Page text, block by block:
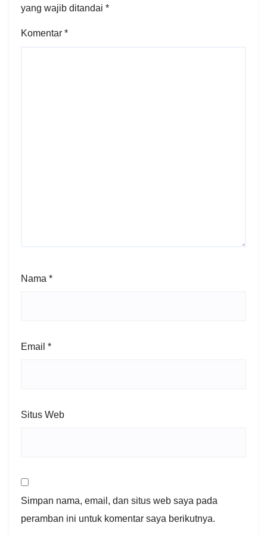
yang wajib ditandai *
Komentar *
Nama *
Email *
Situs Web
Simpan nama, email, dan situs web saya pada
peramban ini untuk komentar saya berikutnya.